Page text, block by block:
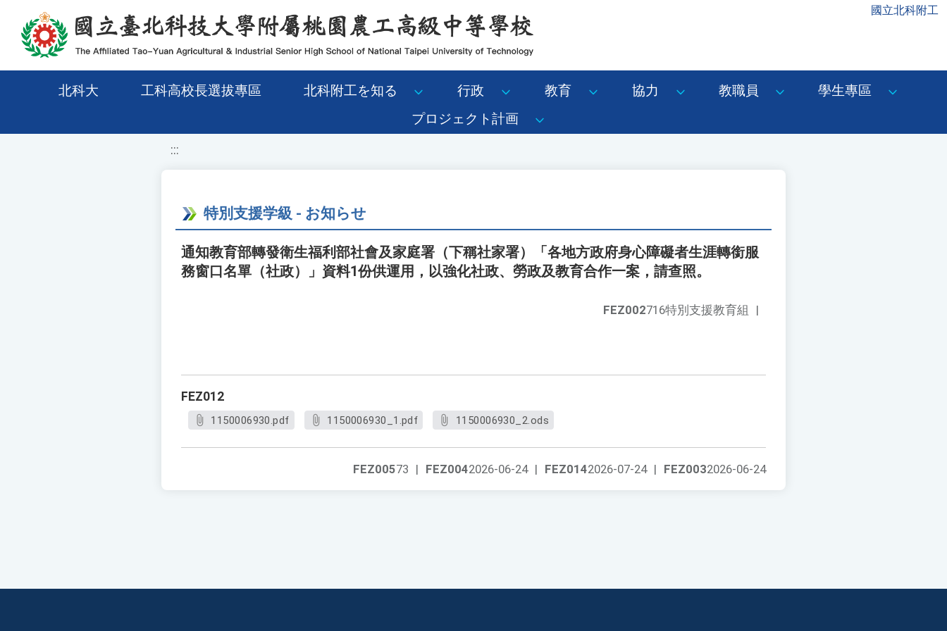
移至網頁之主要內容區位置 國立北科附工
北科大 工科高校長選拔專區 北科附工を知る 行政 教育 協力 教職員
學生專區
プロジェクト計画
:::
特別支援学級 - お知らせ
通知教育部轉發衛生福利部社會及家庭署（下稱社家署）「各地方政府身心障礙者生涯轉銜服
務窗口名單（社政）」資料1份供運用，以強化社政、勞政及教育合作一案，請查照。
FEZ002716特別支援教育組 |
FEZ012
1150006930.pdf 1150006930_1.pdf 1150006930_2.ods
FEZ0032026-06-24
FEZ0142026-07-24 |
FEZ0042026-06-24 |
FEZ00573 |